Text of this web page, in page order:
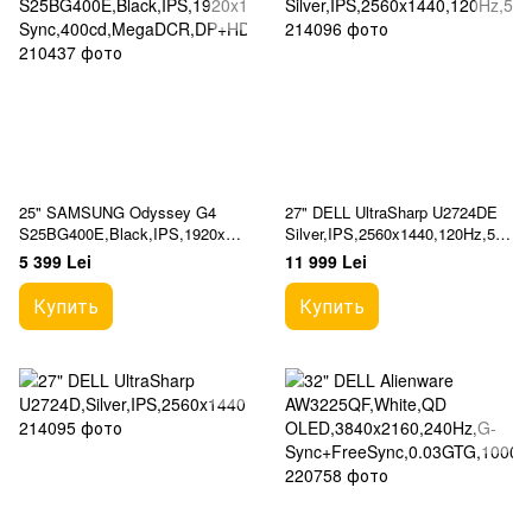
25" SAMSUNG Odyssey G4
S25BG400E,Black,IPS,1920x10
80,240Hz,FreeSync,1msG-
Sync,400cd,MegaDCR,DP+HDM
I
5 399 Lei
Купить
27" DELL UltraSharp U2724DE
Silver,IPS,2560x1440,120Hz,5m
s,350cd,HDMI+DP+USB+TypeC
,LAN,Pivot
11 999 Lei
Купить